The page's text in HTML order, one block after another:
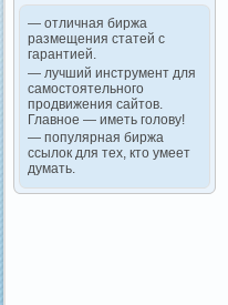
— отличная биржа
размещения статей с
гарантией.
— лучший инструмент для
самостоятельного
продвижения сайтов.
Главное — иметь голову!
— популярная биржа
ссылок для тех, кто умеет
думать.